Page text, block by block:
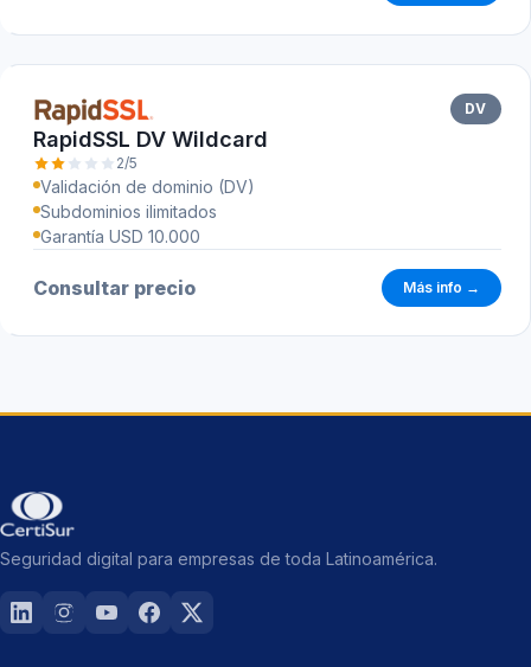
DV
RapidSSL DV Wildcard
2/5
Validación de dominio (DV)
Subdominios ilimitados
Garantía USD 10.000
Consultar precio Más info →
Seguridad digital para empresas de toda Latinoamérica.